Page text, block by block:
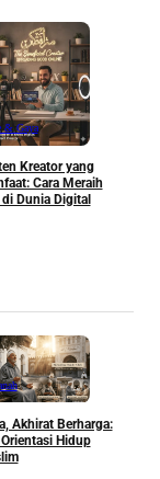
& Gaya
Kreator yang
Cara Meraih
Dunia Digital
Akhirat Berharga:
Hidup